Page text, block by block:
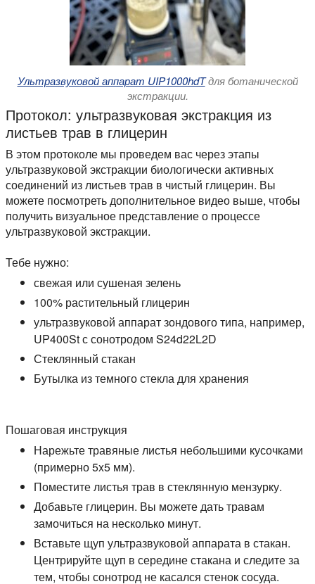
Ультразвуковой аппарат UIP1000hdTдля ботанической
экстракции.
Протокол: ультразвуковая экстракция из
листьев трав в глицерин
В этом протоколе мы проведем вас через этапы
ультразвуковой экстракции биологически активных
соединений из листьев трав в чистый глицерин. Вы
можете посмотреть дополнительное видео выше, чтобы
получить визуальное представление о процессе
ультразвуковой экстракции.
Тебе нужно:
свежая или сушеная зелень
100% растительный глицерин
ультразвуковой аппарат зондового типа, например,
UP400St с сонотродом S24d22L2D
Стеклянный стакан
Бутылка из темного стекла для хранения
Пошаговая инструкция
Нарежьте травяные листья небольшими кусочками
(примерно 5x5 мм).
Поместите листья трав в стеклянную мензурку.
Добавьте глицерин. Вы можете дать травам
замочиться на несколько минут.
Вставьте щуп ультразвуковой аппарата в стакан.
Центрируйте щуп в середине стакана и следите за
тем, чтобы сонотрод не касался стенок сосуда.